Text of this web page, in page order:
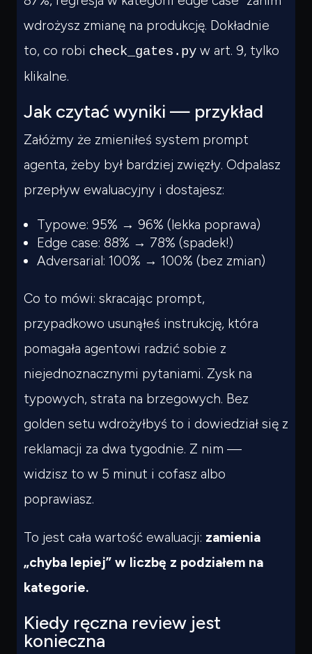
wdrożysz zmianę na produkcję. Dokładnie
to, co robi check_gates.py w art. 9, tylko
klikalne.
Jak czytać wyniki — przykład
Załóżmy że zmieniłeś system prompt
agenta, żeby był bardziej zwięzły. Odpalasz
przepływ ewaluacyjny i dostajesz:
Typowe: 95% → 96% (lekka poprawa)
Edge case: 88% → 78% (spadek!)
Adversarial: 100% → 100% (bez zmian)
Co to mówi: skracając prompt,
przypadkowo usunąłeś instrukcję, która
pomagała agentowi radzić sobie z
niejednoznacznymi pytaniami. Zysk na
typowych, strata na brzegowych. Bez
golden setu wdrożyłbyś to i dowiedział się z
reklamacji za dwa tygodnie. Z nim —
widzisz to w 5 minut i cofasz albo
poprawiasz.
To jest cała wartość ewaluacji: zamienia
„chyba lepiej” w liczbę z podziałem na
kategorie.
Kiedy ręczna review jest
konieczna